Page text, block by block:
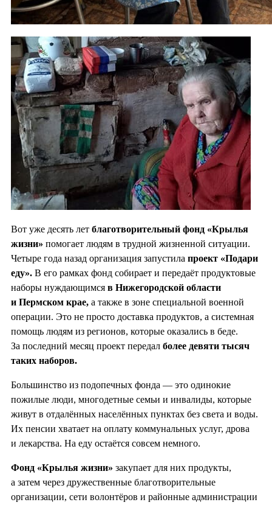
Вот уже десять лет благотворительный фонд «Крылья
жизни» помогает людям в трудной жизненной ситуации.
Четыре года назад организация запустила проект «Подари
еду». В его рамках фонд собирает и передаёт продуктовые
наборы нуждающимся в Нижегородской области
и Пермском крае, а также в зоне специальной военной
операции. Это не просто доставка продуктов, а системная
помощь людям из регионов, которые оказались в беде.
За последний месяц проект передал более девяти тысяч
таких наборов.
Большинство из подопечных фонда — это одинокие
пожилые люди, многодетные семьи и инвалиды, которые
живут в отдалённых населённых пунктах без света и воды.
Их пенсии хватает на оплату коммунальных услуг, дрова
и лекарства. На еду остаётся совсем немного.
Фонд «Крылья жизни» закупает для них продукты,
а затем через дружественные благотворительные
организации, сети волонтёров и районные администрации